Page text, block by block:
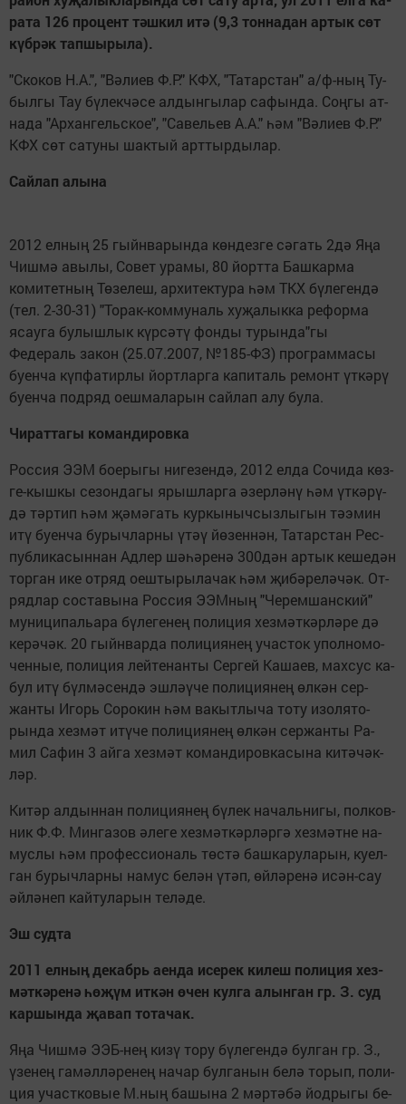
ра­та 126 про­цент тәш­кил итә (9,3 тон­на­дан ар­тык сөт
күб­рәк тап­шы­ры­ла).
"С­ко­ков Н.А.", "Вә­ли­ев Ф.Р." КФХ, "Та­тарс­тан" а/ф-ның Ту­
был­гы Тау бү­лек­чә­се ал­дын­гы­лар са­фын­да. Соң­гы ат­
на­да "Ар­хан­гельс­ко­е", "Са­вель­ев А.А." һәм "Вә­ли­ев Ф.Р."
КФХ сөт са­ту­ны шак­тый арт­тыр­ды­лар.
Сайлап алына
2012 елның 25 гыйнварында көндезге сәгать 2дә Яңа
Чишмә авылы, Совет урамы, 80 йортта Башкарма
комитетның Төзелеш, архитектура һәм ТКХ бүлегендә
(тел. 2-30-31) "Торак-коммуналь хуҗалыкка реформа
ясауга булышлык күрсәтү фонды турында"гы
Федераль закон (25.07.2007, №185-ФЗ) программасы
буенча күпфатирлы йортларга капиталь ремонт үткәрү
буенча подряд оешмаларын сайлап алу була.
Чи­рат­та­гы ко­ман­ди­ров­ка
Рос­сия ЭЭМ бо­е­ры­гы ни­ге­зен­дә, 2012 ел­да Со­чи­да көз­
ге-кыш­кы се­зон­да­гы ярыш­лар­га әзер­лә­нү һәм үт­кә­рү­
дә тәр­тип һәм җә­мә­гать кур­кы­ныч­сыз­лы­гын тәэ­мин
итү бу­ен­ча бу­рыч­лар­ны үтәү йө­зен­нән, Та­тарс­тан Рес­
пуб­ли­ка­сын­нан Ад­лер шә­һә­ре­нә 300дән ар­тык ке­ше­дән
тор­ган ике от­ряд оеш­ты­ры­ла­чак һәм җи­бә­ре­лә­чәк. От­
ряд­лар сос­та­вы­на Рос­сия ЭЭМ­ның "Че­рем­шанс­кий"
му­ни­ци­паль­а­ра бү­ле­ге­нең по­ли­ция хез­мәт­кәр­лә­ре дә
ке­рә­чәк. 20 гыйн­вар­да по­ли­ци­я­нең учас­ток упол­но­мо­
чен­ные, по­ли­ция лей­те­нан­ты Сер­гей Ка­ша­ев, мах­сус ка­
бул итү бүл­мә­сен­дә эш­ләү­че по­ли­ци­я­нең өл­кән сер­
жанты Игорь Со­ро­кин һәм ва­кыт­лы­ча то­ту изо­ля­то­
рын­да хез­мәт итү­че по­ли­ци­я­нең өл­кән сер­жанты Ра­
мил Са­фин 3 ай­га хез­мәт ко­ман­ди­ров­ка­сы­на ки­тә­чәк­
ләр.
Ки­тәр ал­дын­нан по­ли­ци­я­нең бү­лек на­чаль­ни­гы, пол­ков­
ник Ф.Ф. Мин­га­зов әле­ге хез­мәт­кәр­ләр­гә хез­мәт­не на­
мус­лы һәм про­фес­си­о­наль төс­тә баш­ка­ру­ла­рын, ку­ел­
ган бу­рыч­лар­ны на­мус бе­лән үтәп, өй­лә­ре­нә исән-сау
әй­лә­неп кай­ту­ла­рын те­лә­де.
Эш суд­та
2011 ел­ныңде­кабрь аен­да исе­рек ки­леш по­ли­ция хез­
мәт­кә­ре­нә һөҗүм ит­кән өчен кул­га алын­ган гр. З. суд
кар­шын­да җа­вап то­та­чак.
Яңа Чиш­мә ЭЭБ-нең ки­зү то­ру бү­ле­ген­дә бул­ган гр. З.,
үзе­нең га­мәл­лә­ре­нең на­чар бул­га­нын бе­лә то­рып, по­ли­
ция участ­ко­вые М.ның ба­шы­на 2 мәр­тә­бә йод­ры­гы бе­